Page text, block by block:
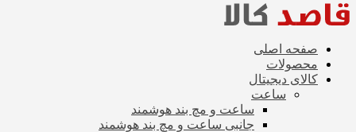
صفحه اصلی
محصولات
کالای دیجیتال
ساعت
ساعت و مچ بند هوشمند
جانبی ساعت و مچ بند هوشمند